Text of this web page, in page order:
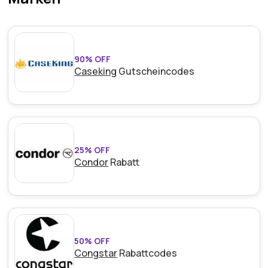
90% OFF
Caseking Gutscheincodes
25% OFF
CondorRabatt
50% OFF
CongstarRabattcodes